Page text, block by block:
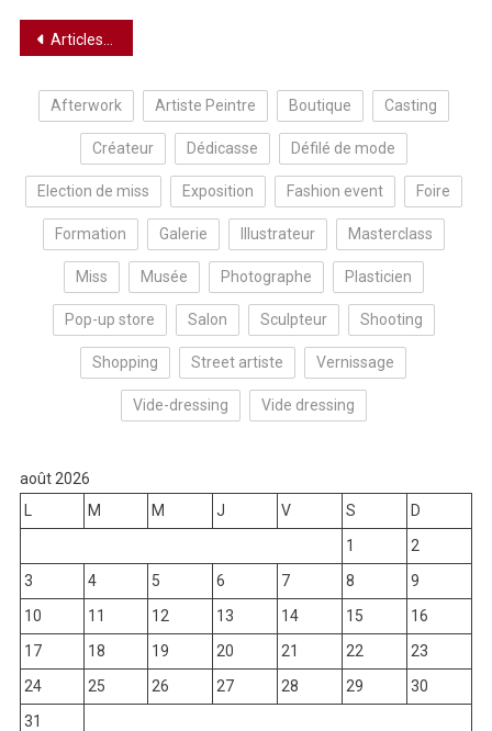
Navigation
des
articles
Articles plus anciens
Afterwork Artiste Peintre Boutique Casting
Créateur Dédicasse Défilé de mode
Election de miss Exposition Fashion event Foire
Formation Galerie Illustrateur Masterclass
Miss Musée Photographe Plasticien
Pop-up store Salon Sculpteur Shooting
Shopping Street artiste Vernissage
Vide-dressing Vide dressing
août 2026
L
M M J V S
D
1
2
3
4 5 6 7 8
9
10
11 12 13 14 15
16
17
18 19 20 21 22
23
24
25 26 27 28 29
30
31